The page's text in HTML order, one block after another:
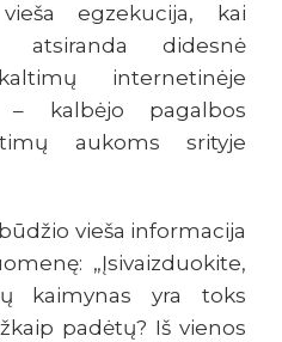
egzekucija, kai
atsiranda didesnė
internetinėje
– kalbėjo pagalbos
aukoms srityje
vieša informacija
„Įsivaizduokite,
kaimynas yra toks
padėtų? Iš vienos